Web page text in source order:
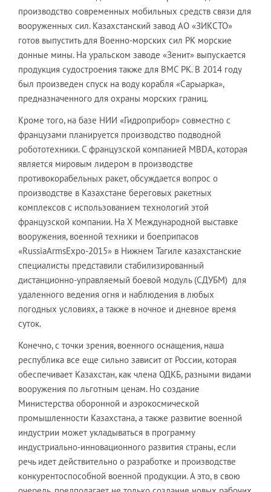
производство современных мобильных средств связи для
вооруженных сил. Казахстанский завод АО «ЗИКСТО»
готов выпустить для Военно-морских сил РК морские
донные мины. На уральском заводе «Зенит» выпускается
продукция судостроения также для ВМС РК. В 2014 году
был произведен спуск на воду корабля «Сарыарка»,
предназначенного для охраны морских границ.
Кроме того, на базе НИИ «Гидроприбор» совместно с
французами планируется производство подводной
робототехники. С французской компанией MBDA, которая
является мировым лидером в производстве
противокорабельных ракет, обсуждается вопрос о
производстве в Казахстане береговых ракетных
комплексов с использованием технологий этой
французской компании. На Х Международной выставке
вооружения, военной техники и боеприпасов
«RussiaArmsExpo-2015» в Нижнем Тагиле казахстанские
специалисты представили стабилизированный
дистанционно-управляемый боевой модуль (СДУБМ) для
удаленного ведения огня и наблюдения в любых
погодных условиях, а также в ночное и дневное время
суток.
Конечно, с точки зрения, военного оснащения, наша
республика все еще сильно зависит от России, которая
обеспечивает Казахстан, как члена ОДКБ, разными видами
вооружения по льготным ценам. Но создание
Министерства оборонной и аэрокосмической
промышленности Казахстана, а также развитие военной
индустрии может укладываться в программу
индустриально-инновационного развития страны, если
речь идет действительно о разработке и производстве
конкурентоспособной военной продукции. А это, в свою